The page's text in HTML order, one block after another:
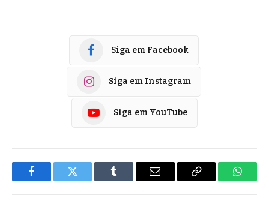
Siga em Facebook
Siga em Instagram
Siga em YouTube
FacebookTwitter Tumblr
E-
Copiar